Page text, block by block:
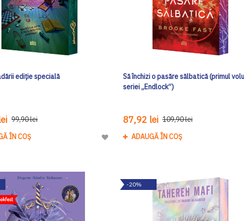
ediţie specială
99,90 lei
ÎN COȘ
Adaugă
Dorinte
Să închizi o pasăre sălbatică (primul
seriei „Endlock”)
87,92 lei 109,90 lei
ADAUGĂ ÎN COȘ
-20%